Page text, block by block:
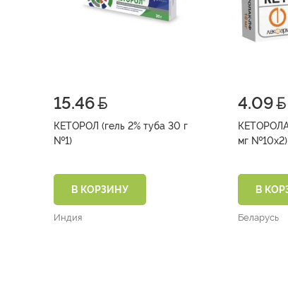
15.46
КЕТОРОЛ (гель 2% туба 30 г
№1)
В КОРЗИНУ
Индия
4.09
КЕТОРОЛАК-ЛФ
мг №10х2)
В
Беларусь